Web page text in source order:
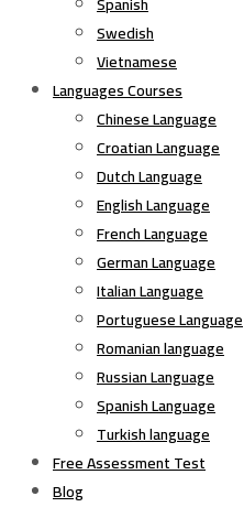
Swedish
Vietnamese
Languages Courses
Chinese Language
Croatian Language
Dutch Language
English Language
French Language
German Language
Italian Language
Portuguese Language
Romanian language
Russian Language
Spanish Language
Turkish language
Free Assessment Test
Blog